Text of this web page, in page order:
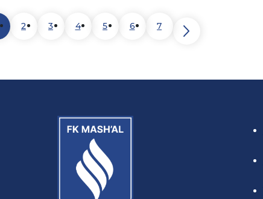
2 3 4 5 6 7